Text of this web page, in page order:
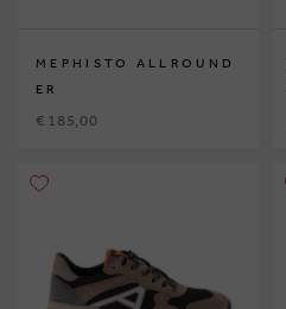
MEPHISTO ALLROUND
ER
€ 185,00